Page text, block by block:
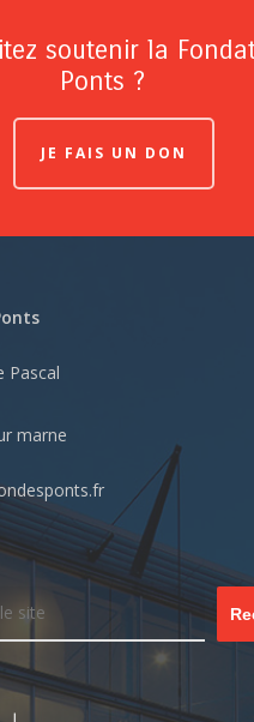
soutenir la
Ponts ?
JE FAIS UN DON
Pascal
marne